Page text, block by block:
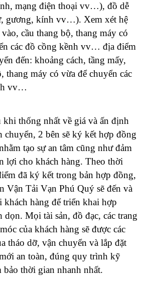
mạng điện thoại vv…), đồ dễ
gương, kính vv…). Xem xét hệ
cầu thang bộ, thang máy có
các đồ cồng kềnh vv… địa điểm
đến: khoảng cách, tầng mấy,
thang máy có vừa để chuyển các
vv…
khi thống nhất về giá và ấn định
chuyển, 2 bên sẽ ký kết hợp đồng
tạo sự an tâm cũng như đảm
lợi cho khách hàng. Theo thời
đã ký kết trong bản hợp đồng,
Vận Tải Vạn Phú Quý sẽ đến và
hàng để triển khai hợp
dọn. Mọi tài sản, đồ đạc, các trang
của khách hàng sẽ được các
tháo dỡ, vận chuyển và lắp đặt
an toàn, đúng quy trình kỹ
bảo thời gian nhanh nhất.